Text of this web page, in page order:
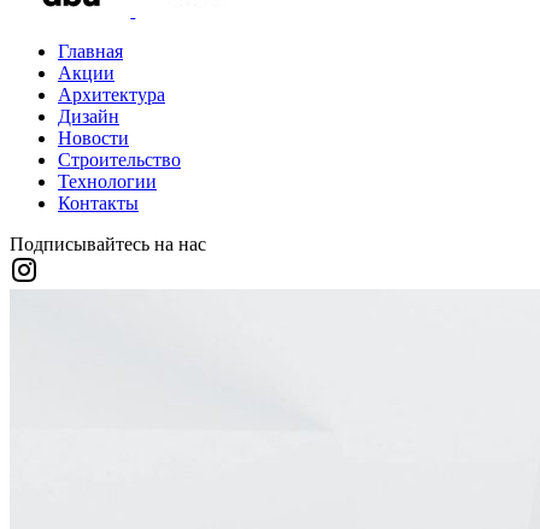
Главная
Акции
Архитектура
Дизайн
Новости
Строительство
Технологии
Контакты
Подписывайтесь на нас